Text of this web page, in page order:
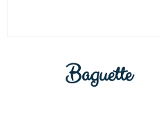
Baguette